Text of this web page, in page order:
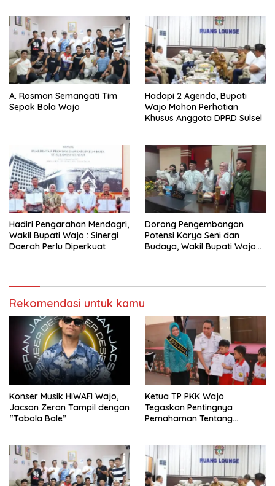
A. Rosman Semangati Tim
Sepak Bola Wajo
Hadapi 2 Agenda, Bupati
Wajo Mohon Perhatian
Khusus Anggota DPRD Sulsel
Hadiri Pengarahan Mendagri,
Wakil Bupati Wajo : Sinergi
Daerah Perlu Diperkuat
Dorong Pengembangan
Potensi Karya Seni dan
Budaya, Wakil Bupati Wajo
Rekomendasi untuk kamu
Konser Musik HIWAFI Wajo,
Jacson Zeran Tampil dengan
“Tabola Bale”
Ketua TP PKK Wajo
Tegaskan Pentingnya
Pemahaman Tentang